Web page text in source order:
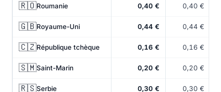
🇷🇴Roumanie 0,40 € 0,40 €
🇬🇧Royaume-Uni 0,44 € 0,44 €
🇨🇿République tchèque 0,16 € 0,16 €
🇸🇲Saint-Marin 0,20 € 0,20 €
🇷🇸Serbie 0,30 € 0,30 €